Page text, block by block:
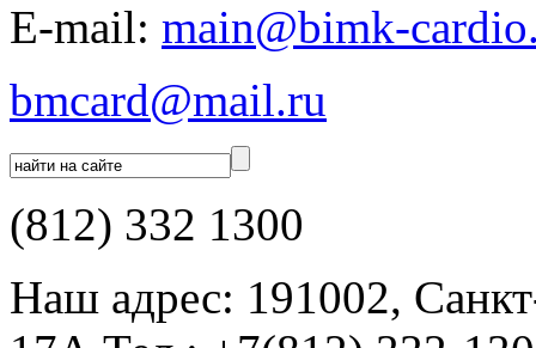
E-mail: main@bimk-
bmcard@mail.ru
(812) 332 1300
Наш адрес: 191002,